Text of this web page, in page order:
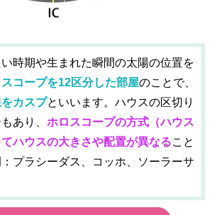
時期や生まれた瞬間の太陽の位置を
コープを12区分した部屋のことで、
カスプといいます。ハウスの区切り
あり、 ホロスコープの方式（ハウス
ハウスの大きさや配置が異なること
プラシーダス、コッホ、ソーラーサ